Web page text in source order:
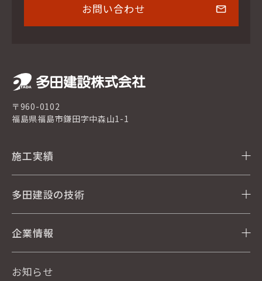
お問い合わせ
〒960-0102
福島県福島市鎌田字中森山1-1
施工実績
多田建設の技術
企業情報
お知らせ